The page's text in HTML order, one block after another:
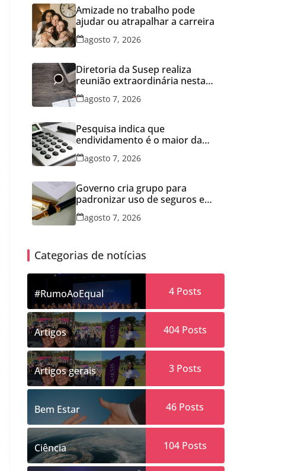
Amizade no trabalho pode
ajudar ou atrapalhar a carreira
agosto 7, 2026
Diretoria da Susep realiza
reunião extraordinária nesta
sexta-feira
agosto 7, 2026
Pesquisa indica que
endividamento é o maior da
série histórica
agosto 7, 2026
Governo cria grupo para
padronizar uso de seguros em
concessões
agosto 7, 2026
Categorias de notícias
#RumoAoEqual 4Posts
Artigos 404Posts
Artigos gerais 3Posts
Bem Estar 46 Posts
Ciência 104Posts